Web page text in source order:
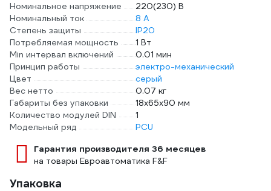
Номинальное напряжение
220(230) В
Номинальный ток
8 А
Степень защиты
IP20
Потребляемая мощность
1 Вт
Min интервал включений
0.01 мин
Принцип работы
электро-механический
Цвет
серый
Вес нетто
0.07 кг
Габариты без упаковки
18х65х90 мм
Количество модулей DIN
1
Модельный ряд
PCU
Гарантия производителя 36 месяцев
на товары Евроавтоматика F&F
Упаковка